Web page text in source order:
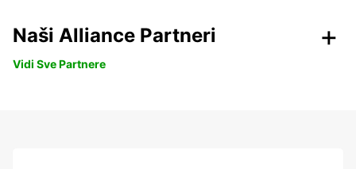
Naši Alliance Partneri
Vidi Sve Partnere